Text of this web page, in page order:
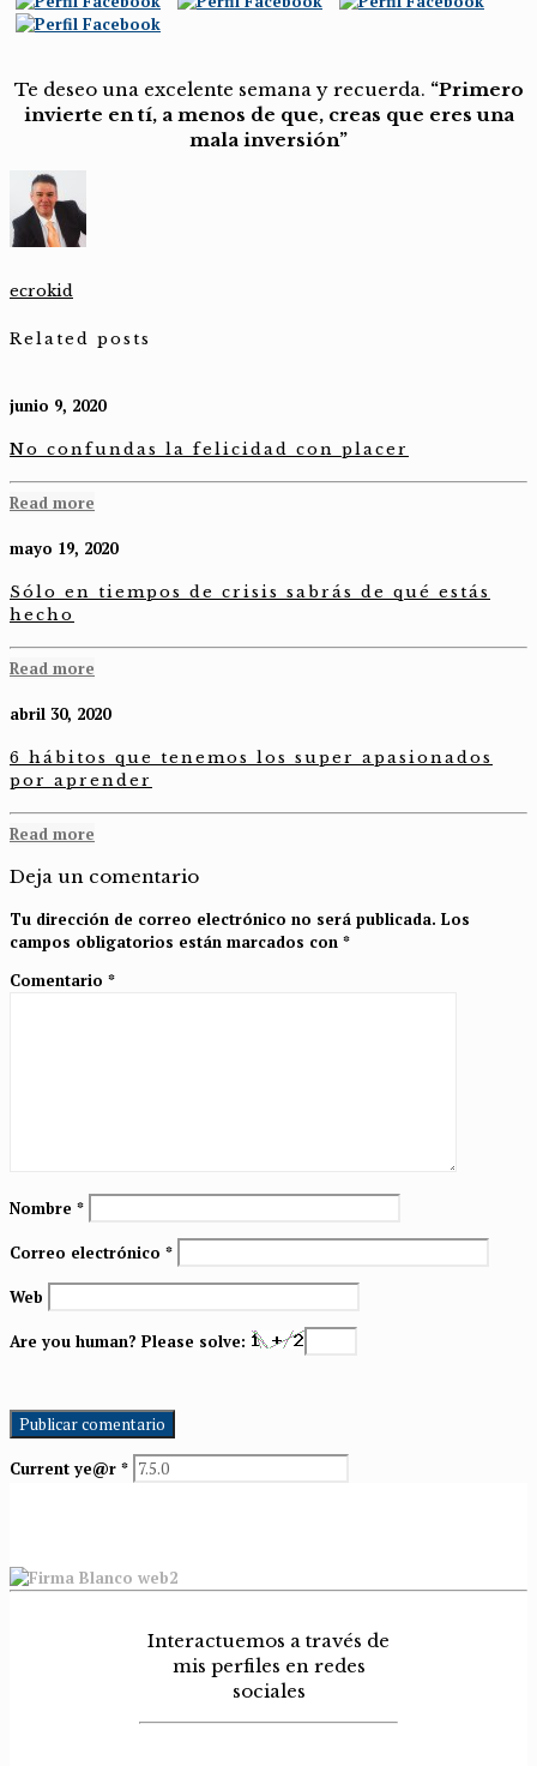
Te deseo una excelente semana y recuerda. “Primero
invierte en tí, a menos de que, creas que eres una
mala inversión”
ecrokid
Related posts
junio 9, 2020
No confundas la felicidad con placer
Read more
mayo 19, 2020
Sólo en tiempos de crisis sabrás de qué estás
hecho
Read more
abril 30, 2020
6 hábitos que tenemos los super apasionados
por aprender
Read more
Deja un comentario
Tu dirección de correo electrónico no será publicada. Los
campos obligatorios están marcados con *
Comentario *
Nombre *
Correo electrónico *
Web
Are you human? Please solve:
Current ye@r *
Interactuemos a través de
mis perfiles en redes
sociales